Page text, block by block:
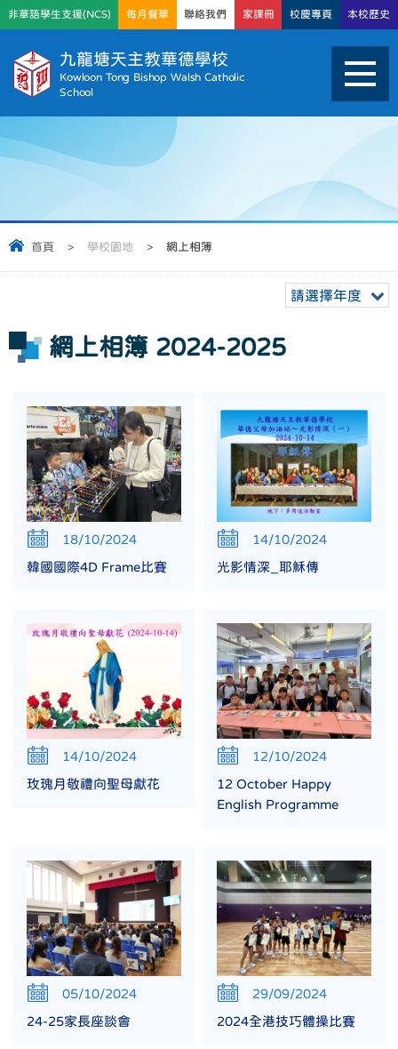
九龍塘天主教華德學校
Kowloon Tong Bishop Walsh Catholic
School
非華語學生支援(NCS) 每月餐單 聯絡我們 家課冊 校慶專頁 本校歷史
首頁 > 學校園地 > 網上相簿
請選擇年度
網上相簿 2024-2025
18/10/2024
韓國國際4D Frame比賽
14/10/2024
光影情深_耶穌傳
14/10/2024
玫瑰月敬禮向聖母獻花
12/10/2024
12 October Happy
English Programme
05/10/2024
24-25家長座談會
29/09/2024
2024全港技巧體操比賽